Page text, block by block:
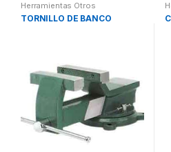
Herramientas Otros
TORNILLO DE BANCO